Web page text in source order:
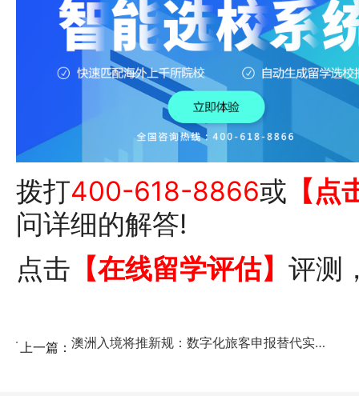
拨打400-618-8866或 【点
问详细的解答!
点击 【在线留学评估】 评测
上一篇： 澳洲入境将推新规：数字化旅客申报替代实体入境卡和新冠...